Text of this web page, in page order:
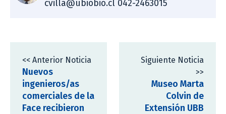
cvilla@ubiobio.cl 042-2463015
<< Anterior Noticia
Nuevos
ingenieros/as
comerciales de la
Face recibieron
Siguiente Noticia
>>
Museo Marta
Colvin de
Extensión UBB